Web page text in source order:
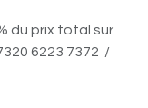
du prix total sur
6223 7372 /